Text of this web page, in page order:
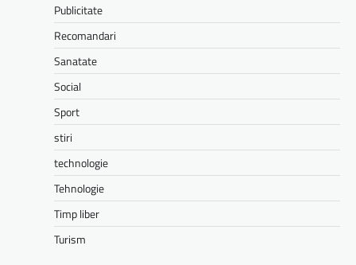
Publicitate
Recomandari
Sanatate
Social
Sport
stiri
technologie
Tehnologie
Timp liber
Turism